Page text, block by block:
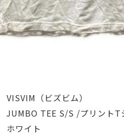
（ビズビム）
TEE S/S /プリントT
ワイト